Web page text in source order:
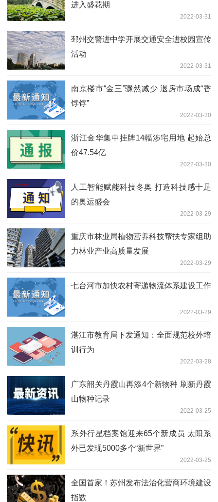
进入盛花期
2022-03-31
邳州交警进中学开展交通安全进校园宣传
活动
2022-03-31
南京楼市“金三”骤然减少 退房市场成“香
饽饽”
2022-03-30
浙江金华集中挂牌14幅涉宅用地 起始总
价47.54亿
2022-03-30
人工智能赋能科技冬奥 打造科技感十足
的奥运盛会
2022-03-29
重庆市林业局植物营养科技帮扶专家组助
力林业产业高质量发展
2022-03-29
七台河市加快农村寄递物流体系建设工作
2022-03-29
湛江市教育局下发通知：全面规范校外培
训行为
2022-03-28
广东韶关丹霞山再添4个新物种 刷新丹霞
山物种记录
2022-03-25
系外行星档案馆迎来65个新成员 太阳系
外已发现5000多个“新世界”
2022-03-25
全国首家！苏州发布法治化营商环境建设
指数